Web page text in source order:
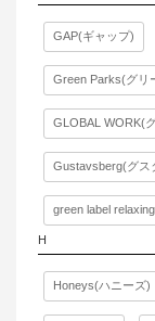
GAP(ギャップ)
Green Parks(グリ
GLOBAL WORK(
Gustavsberg(グス
green label
H
Honeys(ハニーズ)